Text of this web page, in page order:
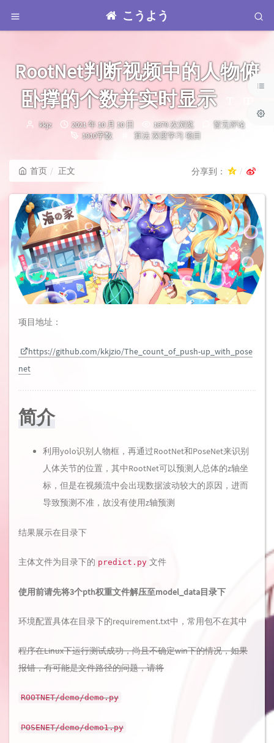
こうよう
RootNet判断视频中的人物俯
卧撑的个数并实时显示
博
kkjz
发
布
2021 年 10 月 10 日 1879 次浏览
暂无评论
1910字数
分
算法 深度学习 项目
首页 正文 分享到：
项目地址：
https://github.com/kkjzio/The_count_of_push-up_with_pose
net
简介
利用yolo识别人物框，再通过RootNet和PoseNet来识别
人体关节的位置，其中RootNet可以预测人总体的z轴坐
标，但是在视频流中会出现数据波动较大的原因，进而
导致预测不准，故没有使用z轴预测
结果展示在目录下
主体文件为目录下的 predict.py 文件
使用前请先将3个pth权重文件解压至model_data目录下
环境配置具体在目录下的requirement.txt中，常用包不在其中
程序在Linux下运行测试成功，尚且不确定win下的情况，如果
报错，有可能是文件路径的问题，请将
ROOTNET/demo/demo.py
POSENET/demo/demo1.py